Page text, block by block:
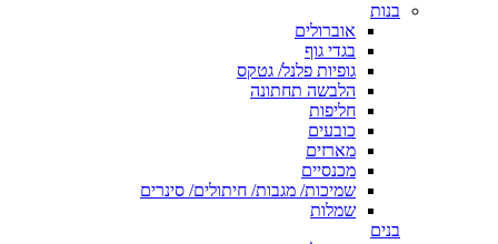
בנות
אוברולים
בגדי גוף
גופיות פלנל/ גטקס
הלבשה תחתונה
חליפות
כובעים
מארזים
מכנסיים
שמיכות/ מגבות/ חיתולים/ סינרים
שמלות
בנים